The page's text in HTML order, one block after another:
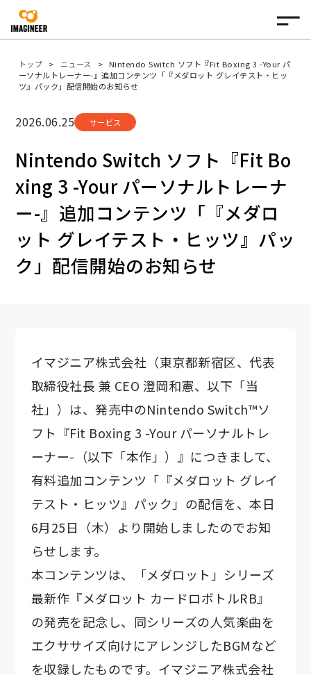
トップ ニュース
Nintendo Switch ソフト『Fit Boxing 3 -Your パ
ーソナルトレーナー-』追加コンテンツ「『メダロット グレイテスト・ヒッ
ツ』パック」配信開始のお知らせ
2026.06.25 サービス
Nintendo Switch ソフト『Fit Bo
xing 3 -Your パーソナルトレーナ
ー-』追加コンテンツ「『メダロ
ット グレイテスト・ヒッツ』パッ
ク」配信開始のお知らせ
イマジニア株式会社（東京都新宿区、代表
取締役社長 兼 CEO 澄岡和憲、以下「当
社」）は、発売中のNintendo Switch™ソ
フト『Fit Boxing 3 -Your パーソナルトレ
ーナー-（以下「本作」）』につきまして、
有料追加コンテンツ「『メダロット グレイ
テスト・ヒッツ』パック」の配信を、本日
6月25日（木）より開始しましたのでお知
らせします。
本コンテンツは、「メダロット」シリーズ
最新作『メダロット カードロボトルRB』
の発売を記念し、同シリーズの人気楽曲を
エクササイズ向けにアレンジしたBGMなど
を収録したものです。イマジニア株式会社